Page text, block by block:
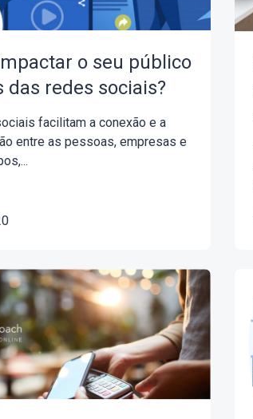
o seu público
das redes sociais?
facilitam a conexão e a
entre as pessoas, empresas e